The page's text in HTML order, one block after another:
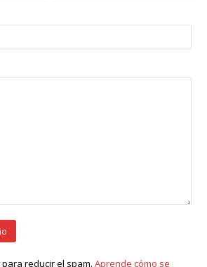
para reducir el spam.Aprende cómo se